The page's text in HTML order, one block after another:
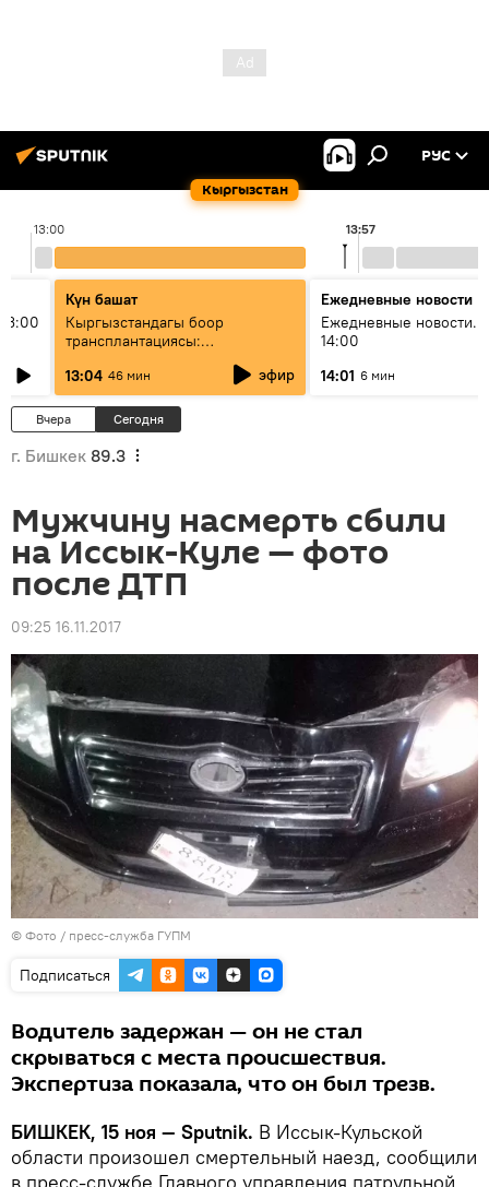
Кыргызстан
РУС
13:00 13:57
Күн башат
Кыргызстандагы боор
трансплантациясы:
жетишкендиктер жана өнүгүү
келечеги
13:04 46 мин эфир
Ежедневные новости
Ежедневные новости.
14:00
14:01 6 мин
Вчера Сегодня
г. Бишкек 89.3
Мужчину насмерть сбили
на Иссык-Куле — фото
после ДТП
09:25 16.11.2017
© Фото / пресс-служба ГУПМ
Подписаться
Водитель задержан — он не стал
скрываться с места происшествия.
Экспертиза показала, что он был трезв.
БИШКЕК, 15 ноя — Sputnik. В Иссык-Кульской
области произошел смертельный наезд, сообщили
в пресс-службе Главного управления патрульной